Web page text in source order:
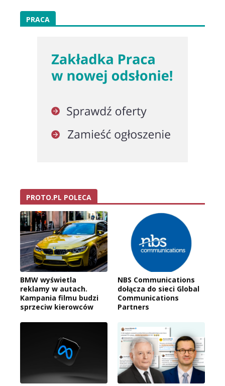
PRACA
PROTO.PL POLECA
BMW wyświetla
reklamy w autach.
Kampania filmu budzi
sprzeciw kierowców
NBS Communications
dołącza do sieci Global
Communications
Partners